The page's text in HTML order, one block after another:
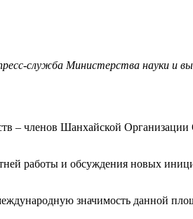
служба Министерства науки и
– членов Шанхайской Организации
работы и обсуждения новых
значимость данной